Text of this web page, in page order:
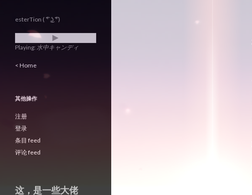
esterTion ( ͡° ͜ʖ ͡°)
Playing: 水中キャンディ
< Home
其他操作
注册
登录
条目 feed
评论 feed
这，是一些大佬